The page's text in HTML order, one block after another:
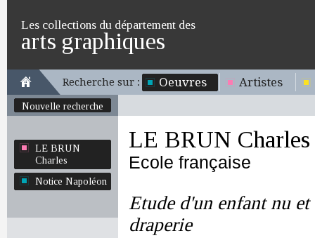
Les collections du département des
arts graphiques
Recherche sur : Oeuvres Artistes
Nouvelle recherche
LE BRUN
Charles
Notice Napoléon
LE BRUN Charles
Ecole française
Etude d'un enfant nu
draperie